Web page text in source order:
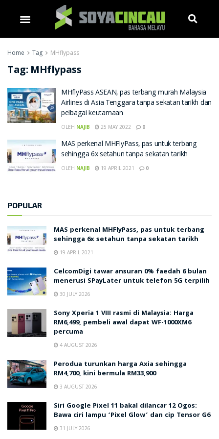
Home Tag MHflypass
Tag: MHflypass
MHflyPass ASEAN, pas terbang murah Malaysia
Airlines di Asia Tenggara tanpa sekatan tarikh dan
pelbagai keutamaan
OLEH NAJIB 25 MAY 2022 0
MAS perkenal MHFlyPass, pas untuk terbang
sehingga 6x setahun tanpa sekatan tarikh
OLEH NAJIB 19 APRIL 2021 0
POPULAR
MAS perkenal MHFlyPass, pas untuk terbang
sehingga 6x setahun tanpa sekatan tarikh
19 APRIL 2021
CelcomDigi tawar ansuran 0% faedah 6 bulan
menerusi SPayLater untuk telefon 5G terpilih
30 JULY 2026
Sony Xperia 1 VIII rasmi di Malaysia: Harga
RM6,499, pembeli awal dapat WF-1000XM6
percuma
4 AUGUST 2026
Perodua turunkan harga Axia sehingga
RM4,700, kini bermula RM33,900
3 AUGUST 2026
Siri Google Pixel 11 bakal dilancar 12 Ogos:
Bawa ciri lampu ‘Pixel Glow’ dan cip Tensor G6
31 JULY 2026